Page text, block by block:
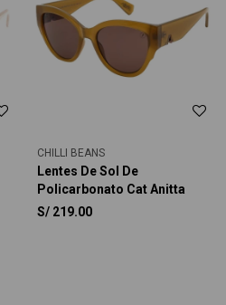
CHILLI BEANS
Lentes De Sol De
Policarbonato Cat Anitta
S/ 219.00